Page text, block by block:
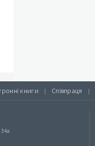
книги | Співпраця |